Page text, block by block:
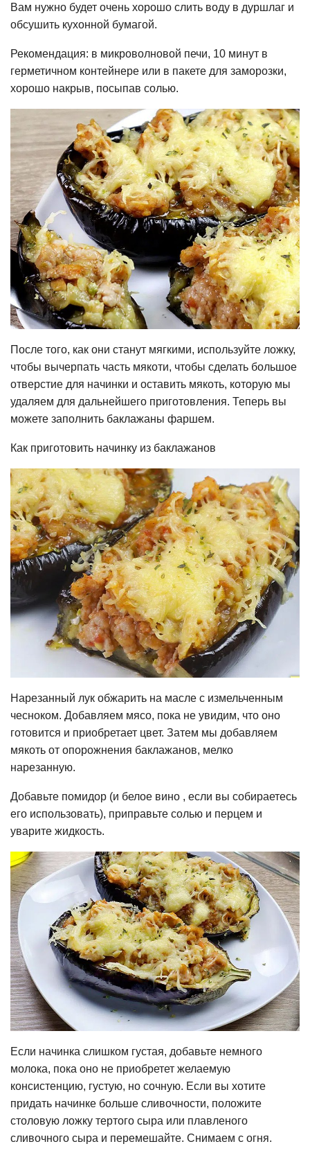
Вам нужно будет очень хорошо слить воду в дуршлаг и
обсушить кухонной бумагой.
Рекомендация: в микроволновой печи, 10 минут в
герметичном контейнере или в пакете для заморозки,
хорошо накрыв, посыпав солью.
После того, как они станут мягкими, используйте ложку,
чтобы вычерпать часть мякоти, чтобы сделать большое
отверстие для начинки и оставить мякоть, которую мы
удаляем для дальнейшего приготовления. Теперь вы
можете заполнить баклажаны фаршем.
Как приготовить начинку из баклажанов
Нарезанный лук обжарить на масле с измельченным
чесноком. Добавляем мясо, пока не увидим, что оно
готовится и приобретает цвет. Затем мы добавляем
мякоть от опорожнения баклажанов, мелко
нарезанную.
Добавьте помидор (и белое вино , если вы собираетесь
его использовать), приправьте солью и перцем и
уварите жидкость.
Если начинка слишком густая, добавьте немного
молока, пока оно не приобретет желаемую
консистенцию, густую, но сочную. Если вы хотите
придать начинке больше сливочности, положите
столовую ложку тертого сыра или плавленого
сливочного сыра и перемешайте. Снимаем с огня.